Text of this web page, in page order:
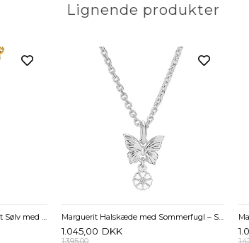
Lignende produkter
Lund Marguerit Collier i forgyldt Sølv med Krans og Blade - 45 og 48 cm Marguerit Halskæde med Sommerfugl – Sterling Sølv
1.045,00 DKK
1.395,00